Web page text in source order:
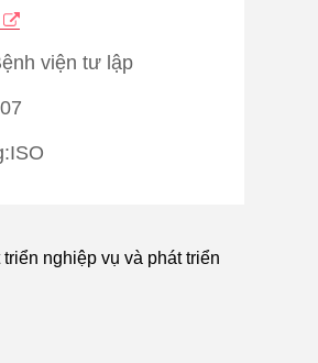
viện tư lập
ISO
giúp visa
nghiệp vụ và phát triển